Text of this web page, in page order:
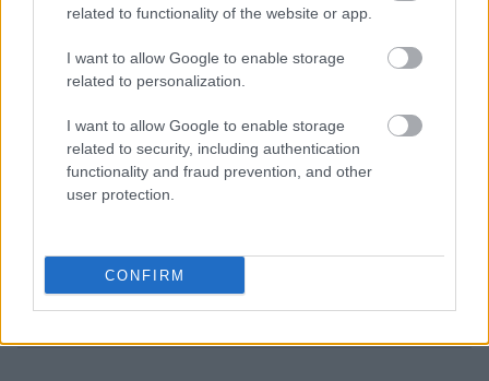
related to functionality of the website or app.
I want to allow Google to enable storage
related to personalization.
I want to allow Google to enable storage
related to security, including authentication
functionality and fraud prevention, and other
user protection.
CONFIRM
Παρόλο που το μηχάνημα έχει τοποθετηθεί μόλις
τέσσερις μήνες οι κάτοικοι τονίζουν πως
διευκολύνει σε μεγάλο βαθμό την καθημερινότητά
μηχανήματα και το καθαρό νερό οι μεταδοτικές
ασθένειες εξαπλώνονται δυσκολότερα την ώρα
που οι κάτοικοι ξοδεύουν πολύ λιγότερα χρήματα
βράσουν πριν το καταναλώσουν...